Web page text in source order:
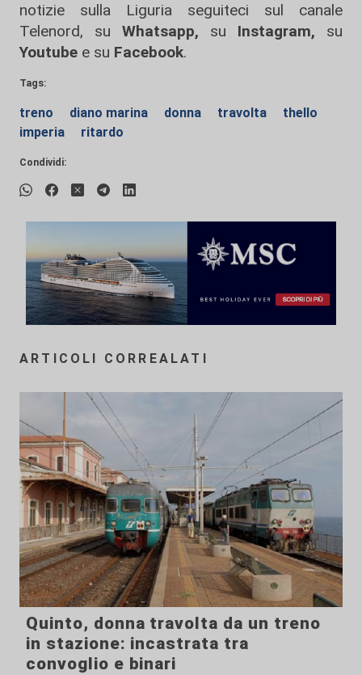
notizie sulla Liguria seguiteci sul canale
Telenord, su
Whatsapp, su Instagram, su
Youtube e su Facebook.
Tags:
treno diano marina donna travolta
thello
imperia
ritardo
Condividi:
ARTICOLI CORREALATI
Quinto, donna travolta da un treno
in stazione: incastrata tra
convoglio e binari